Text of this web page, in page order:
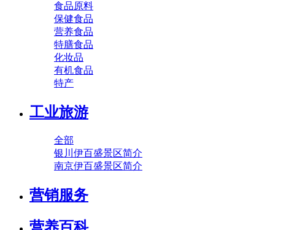
食品原料
保健食品
营养食品
特膳食品
化妆品
有机食品
特产
工业旅游
全部
银川伊百盛景区简介
南京伊百盛景区简介
营销服务